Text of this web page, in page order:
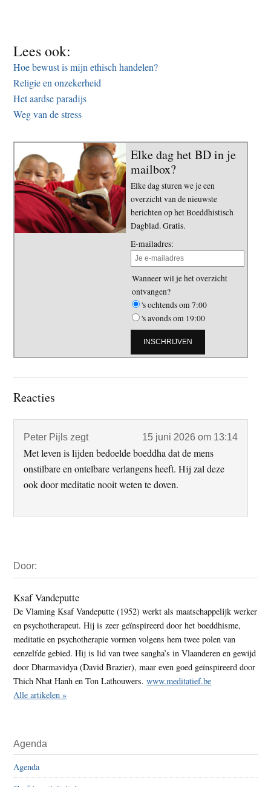
Lees ook:
Hoe bewust is mijn ethisch handelen?
Religie en onzekerheid
Het aardse paradijs
Weg van de stress
Elke dag het BD in je
mailbox?
Elke dag sturen we je een
overzicht van de nieuwste
berichten op het Boeddhistisch
Dagblad. Gratis.
E-mailadres:
Wanneer wil je het overzicht
ontvangen?
's ochtends om 7:00
's avonds om 19:00
Lees
Reacties
Peter Pijls zegt 15 juni 2026 om 13:14
Met leven is lijden bedoelde boeddha dat de mens
onstilbare en ontelbare verlangens heeft. Hij zal deze
ook door meditatie nooit weten te doven.
Sidebar
Door:
Ksaf Vandeputte
De Vlaming Ksaf Vandeputte (1952) werkt als maatschappelijk werker
en psychotherapeut. Hij is zeer geïnspireerd door het boeddhisme,
meditatie en psychotherapie vormen volgens hem twee polen van
eenzelfde gebied. Hij is lid van twee sangha’s in Vlaanderen en gewijd
door Dharmavidya (David Brazier), maar even goed geïnspireerd door
Thich Nhat Hanh en Ton Lathouwers.www.meditatief.be
Alle artikelen »
Agenda
Agenda